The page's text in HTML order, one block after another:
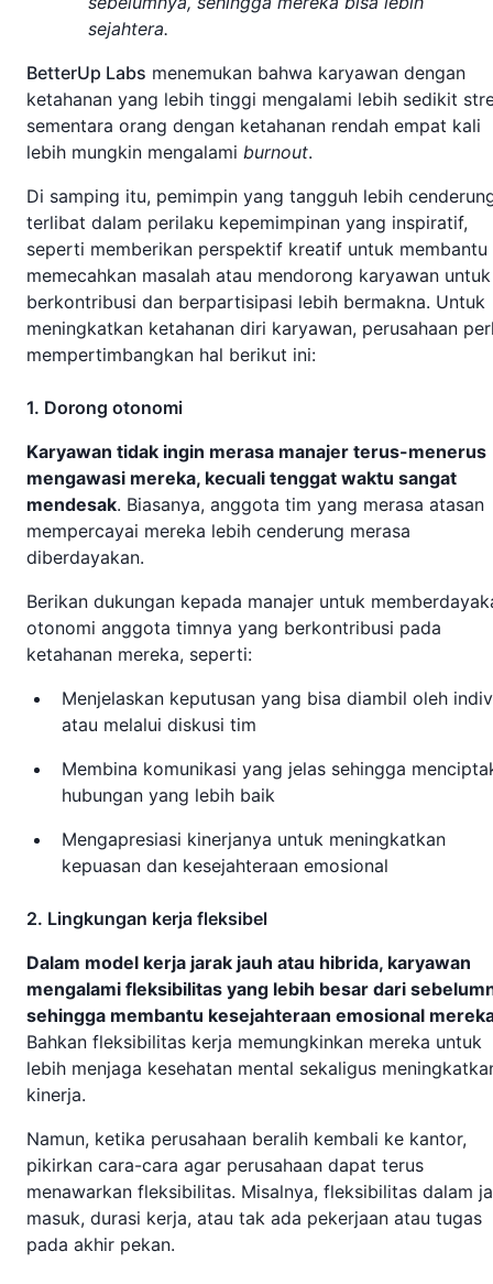
sejahtera.
BetterUp Labs menemukan bahwa karyawan dengan
ketahanan yang lebih tinggi mengalami lebih sedikit
sementara orang dengan ketahanan rendah empat kali
lebih mungkin mengalami burnout.
Di samping itu, pemimpin yang tangguh lebih
terlibat dalam perilaku kepemimpinan yang inspiratif,
seperti memberikan perspektif kreatif untuk membantu
memecahkan masalah atau mendorong karyawan untuk
berkontribusi dan berpartisipasi lebih bermakna. Untuk
meningkatkan ketahanan diri karyawan, perusahaan
mempertimbangkan hal berikut ini:
1. Dorong otonomi
Karyawan tidak ingin merasa manajer terus-menerus
mengawasi mereka, kecuali tenggat waktu sangat
mendesak. Biasanya, anggota tim yang merasa atasan
mempercayai mereka lebih cenderung merasa
diberdayakan.
Berikan dukungan kepada manajer untuk
otonomi anggota timnya yang berkontribusi pada
ketahanan mereka, seperti:
Menjelaskan keputusan yang bisa diambil oleh
atau melalui diskusi tim
Membina komunikasi yang jelas sehingga
hubungan yang lebih baik
Mengapresiasi kinerjanya untuk meningkatkan
kepuasan dan kesejahteraan emosional
2. Lingkungan kerja fleksibel
Dalam model kerja jarak jauh atau hibrida, karyawan
mengalami fleksibilitas yang lebih besar dari
sehingga membantu kesejahteraan emosional
Bahkan fleksibilitas kerja memungkinkan mereka untuk
lebih menjaga kesehatan mental sekaligus
kinerja.
Namun, ketika perusahaan beralih kembali ke kantor,
pikirkan cara-cara agar perusahaan dapat terus
menawarkan fleksibilitas. Misalnya, fleksibilitas dalam
masuk, durasi kerja, atau tak ada pekerjaan atau tugas
pada akhir pekan.